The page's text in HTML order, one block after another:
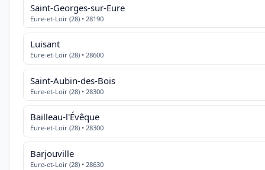
Saint-Georges-sur-Eure
Eure-et-Loir (28) • 28190
Luisant
Eure-et-Loir (28) • 28600
Saint-Aubin-des-Bois
Eure-et-Loir (28) • 28300
Bailleau-l'Évêque
Eure-et-Loir (28) • 28300
Barjouville
Eure-et-Loir (28) • 28630